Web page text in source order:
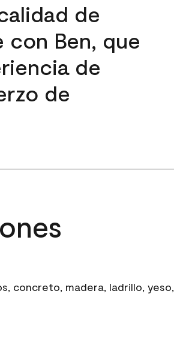
de
con Ben, que
de
de
concreto, madera, ladrillo, yeso,